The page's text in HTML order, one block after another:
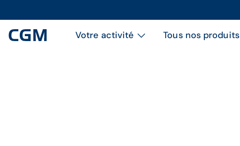
Votre activité Tous nos produits